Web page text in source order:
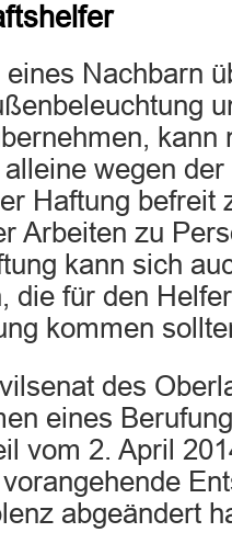
Nachbarn
kann
wegen
Haftung befreit
Arbeiten zu
kann sich
die für den
kommen
des
eines
vom 2. April
abgeändert